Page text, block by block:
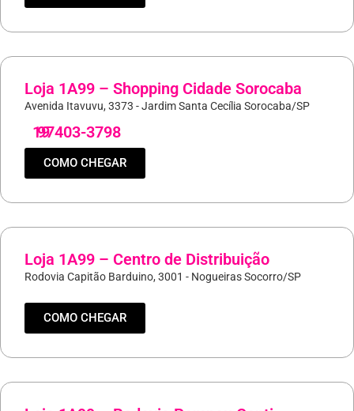
Loja 1A99 – Shopping Cidade Sorocaba
Avenida Itavuvu, 3373 - Jardim Santa Cecília Sorocaba/SP
19
97403-3798
COMO CHEGAR
Loja 1A99 – Centro de Distribuição
Rodovia Capitão Barduino, 3001 - Nogueiras Socorro/SP
COMO CHEGAR